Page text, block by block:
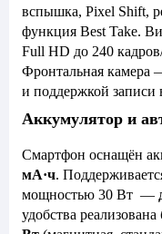
вспышка, Pixel Shift,
функция Best Take.
Full HD до 240
Фронтальная камера
и поддержкой записи
Аккумулятор и
Смартфон оснащён
мА·ч.
мощностью 30 Вт —
удобства